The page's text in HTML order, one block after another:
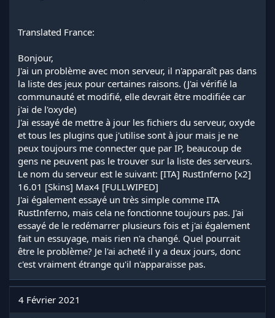
Translated France:
Bonjour,
J'ai un problème avec mon serveur, il n'apparaît pas dans
la liste des jeux pour certaines raisons. (J'ai vérifié la
communauté et modifié, elle devrait être modifiée car
j'ai de l'oxyde)
J'ai essayé de mettre à jour les fichiers du serveur, oxyde
et tous les plugins que j'utilise sont à jour mais je ne
peux toujours me connecter que par IP, beaucoup de
gens ne peuvent pas le trouver sur la liste des serveurs.
Le nom du serveur est le suivant: [ITA] RustInferno [x2]
16.01 [Skins] Max4 [FULLWIPED]
J'ai également essayé un très simple comme ITA
RustInferno, mais cela ne fonctionne toujours pas. J'ai
essayé de le redémarrer plusieurs fois et j'ai également
fait un essuyage, mais rien n'a changé. Quel pourrait
être le problème? Je l'ai acheté il y a deux jours, donc
c'est vraiment étrange qu'il n'apparaisse pas.
4 Février 2021